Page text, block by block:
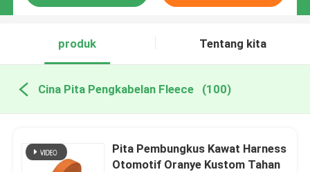
produk Tentang kita
Cina Pita Pengkabelan Fleece (100)
Pita Pembungkus Kawat Harness
Otomotif Oranye Kustom Tahan